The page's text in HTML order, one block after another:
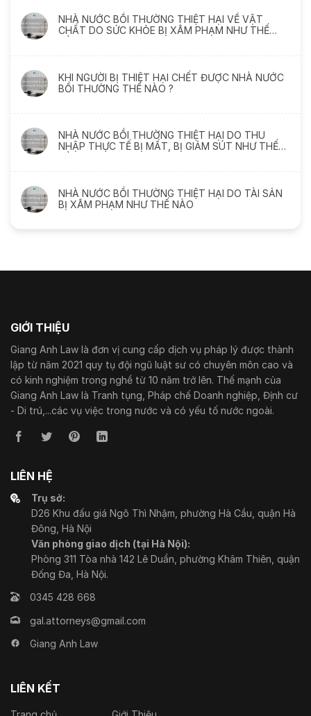
NHÀ NƯỚC BỒI THƯỜNG THIỆT HẠI VỀ VẬT
CHẤT DO SỨC KHỎE BỊ XÂM PHẠM NHƯ THẾ
KHI NGƯỜI BỊ THIỆT HẠI CHẾT ĐƯỢC NHÀ NƯỚC
BỒI THƯỜNG THẾ NÀO ?
NHÀ NƯỚC BỒI THƯỜNG THIỆT HẠI DO THU
NHẬP THỰC TẾ BỊ MẤT, BỊ GIẢM SÚT NHƯ THẾ
NHÀ NƯỚC BỒI THƯỜNG THIỆT HẠI DO TÀI SẢN
BỊ XÂM PHẠM NHƯ THẾ NÀO
GIỚI THIỆU
Giang Anh Law là đơn vị cung cấp dịch vụ pháp lý được thành
lập từ năm 2021 quy tụ đội ngũ luật sư có chuyên môn cao và
có kinh nghiệm trong nghề từ 10 năm trở lên. Thế mạnh của
Giang Anh Law là Tranh tụng, Pháp chế Doanh nghiệp, Định cư
- Di trú,...các vụ việc trong nước và có yếu tố nước ngoài.
LIÊN HỆ
Trụ sở:
D26 Khu đấu giá Ngô Thì Nhậm, phường Hà Cầu, quận Hà
Đông, Hà Nội
Văn phòng giao dịch (tại Hà Nội):
Phòng 311 Tòa nhà 142 Lê Duẩn, phường Khâm Thiên, quận
Đống Đa, Hà Nội.
0345 428 668
gal.attorneys@gmail.com
Giang Anh Law
LIÊN KẾT